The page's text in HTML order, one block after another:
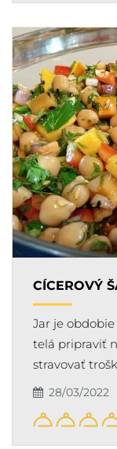
CÍCEROVÝ
Jar je
telá pripraviť
stravovať
28/03/2022